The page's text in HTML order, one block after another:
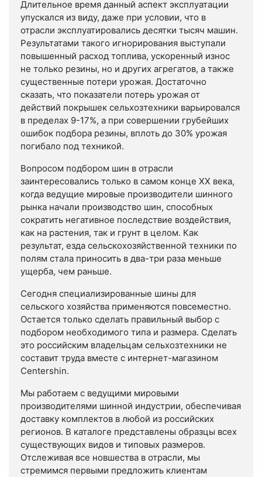
Длительное время данный аспект эксплуатации
упускался из виду, даже при условии, что в
отрасли эксплуатировались десятки тысяч машин.
Результатами такого игнорирования выступали
повышенный расход топлива, ускоренный износ
не только резины, но и других агрегатов, а также
существенные потери урожая. Достаточно
сказать, что показатели потерь урожая от
действий покрышек сельхозтехники варьировался
в пределах 9-17%, а при совершении грубейших
ошибок подбора резины, вплоть до 30% урожая
погибало под техникой.
Вопросом подбором шин в отрасли
заинтересовались только в самом конце XX века,
когда ведущие мировые производители шинного
рынка начали производство шин, способных
сократить негативное последствие воздействия,
как на растения, так и грунт в целом. Как
результат, езда сельскохозяйственной техники по
полям стала приносить в два-три раза меньше
ущерба, чем раньше.
Сегодня специализированные шины для
сельского хозяйства применяются повсеместно.
Остается только сделать правильный выбор с
подбором необходимого типа и размера. Сделать
это российским владельцам сельхозтехники не
составит труда вместе с интернет-магазином
Centershin.
Мы работаем с ведущими мировыми
производителями шинной индустрии, обеспечивая
доставку комплектов в любой из российских
регионов. В каталоге представлены образцы всех
существующих видов и типовых размеров.
Отслеживая все новшества в отрасли, мы
стремимся первыми предложить клиентам